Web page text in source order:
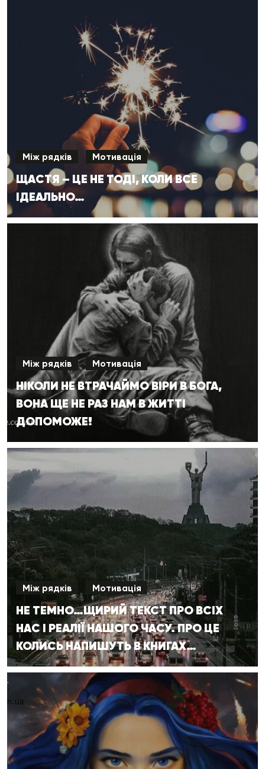
Між рядків Мотивація
ЩАСТЯ – ЦЕ НЕ ТОДІ, КОЛИ ВСЕ
ІДЕАЛЬНО…
Між рядків Мотивація
НІКОЛИ НЕ ВТРАЧАЙМО ВІРИ В БОГА,
ВОНА ЩЕ НЕ РАЗ НАМ В ЖИТТІ
ДОПОМОЖЕ!
Між рядків Мотивація
НЕ ТЕМНО…ЩИРИЙ ТЕКСТ ПРО ВСІХ
НАС І РЕАЛІЇ НАШОГО ЧАСУ. ПРО ЦЕ
КОЛИСЬ НАПИШУТЬ В КНИГАХ…